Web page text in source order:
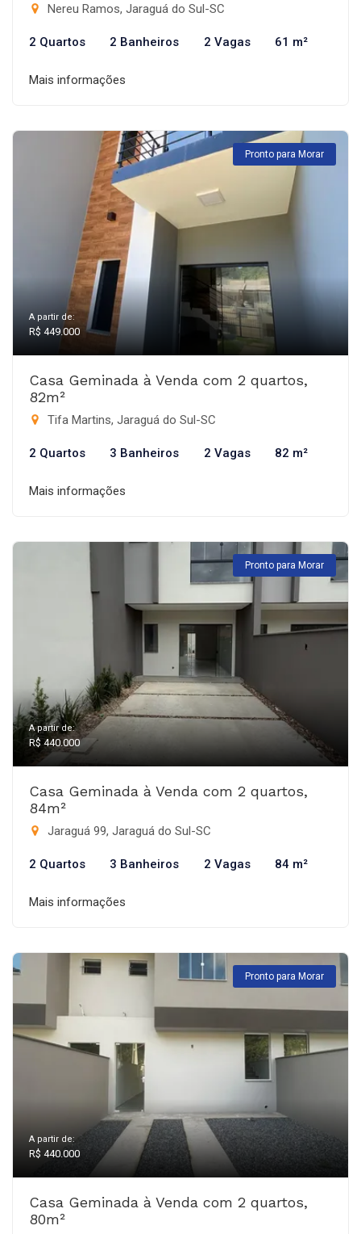
Nereu Ramos, Jaraguá do Sul-SC
2 Quartos 2 Banheiros 2 Vagas 61 m²
Mais informações
Pronto para Morar
A partir de:
R$ 449.000
Casa Geminada à Venda com 2 quartos,
82m²
Tifa Martins, Jaraguá do Sul-SC
2 Quartos 3 Banheiros 2 Vagas 82 m²
Mais informações
Pronto para Morar
A partir de:
R$ 440.000
Casa Geminada à Venda com 2 quartos,
84m²
Jaraguá 99, Jaraguá do Sul-SC
2 Quartos 3 Banheiros 2 Vagas 84 m²
Mais informações
Pronto para Morar
A partir de:
R$ 440.000
Casa Geminada à Venda com 2 quartos,
80m²